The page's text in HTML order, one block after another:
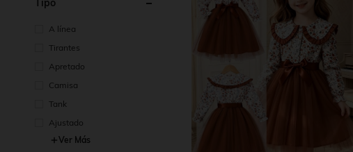
Tipo
A línea
Tirantes
Apretado
Camisa
Tank
Ajustado
Ver Más